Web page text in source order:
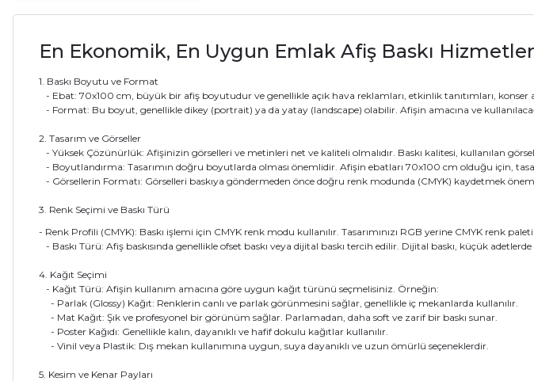
En Ekonomik, En Uygun Emlak Afiş Baskı
1. Baskı Boyutu ve Format
- Ebat: 70x100 cm, büyük bir afiş boyutudur ve genellikle açık hava reklamları, etkinlik tanıtımları, konser
- Format: Bu boyut, genellikle dikey (portrait) ya da yatay (landscape) olabilir. Afişin amacına ve
2. Tasarım ve Görseller
- Yüksek Çözünürlük: Afişinizin görselleri ve metinleri net ve kaliteli olmalıdır. Baskı kalitesi, kullanılan
- Boyutlandırma: Tasarımın doğru boyutlarda olması önemlidir. Afişin ebatları 70x100 cm olduğu için,
- Görsellerin Formatı: Görselleri baskıya göndermeden önce doğru renk modunda (CMYK) kaydetmek
3. Renk Seçimi ve Baskı Türü
- Renk Profili (CMYK): Baskı işlemi için CMYK renk modu kullanılır. Tasarımınızı RGB yerine CMYK renk
- Baskı Türü: Afiş baskısında genellikle ofset baskı veya dijital baskı tercih edilir. Dijital baskı, küçük
4. Kağıt Seçimi
- Kağıt Türü: Afişin kullanım amacına göre uygun kağıt türünü seçmelisiniz. Örneğin:
- Parlak (Glossy) Kağıt: Renklerin canlı ve parlak görünmesini sağlar, genellikle iç mekanlarda kullanılır.
- Mat Kağıt: Şık ve profesyonel bir görünüm sağlar. Parlamadan, daha soft ve zarif bir baskı sunar.
- Poster Kağıdı: Genellikle kalın, dayanıklı ve hafif dokulu kağıtlar kullanılır.
- Vinil veya Plastik: Dış mekan kullanımına uygun, suya dayanıklı ve uzun ömürlü seçeneklerdir.
5. Kesim ve Kenar Payları